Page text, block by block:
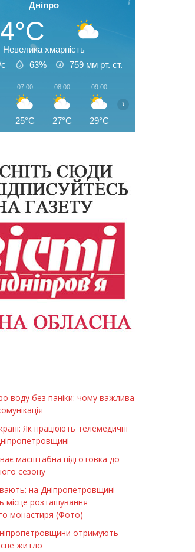
Дніпро
Невелика хмарність
63% 759 мм рт. ст.
07:00
25°C
08:00
27°C
09:00
29°C
›
воду без паніки: чому важлива
Як працюють телемедичні
масштабна підготовка до
сезону
на Дніпропетровщині
місце розташування
монастиря (Фото)
отримують
житло